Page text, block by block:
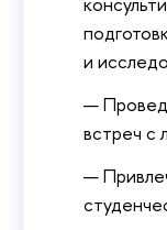
и
встреч с